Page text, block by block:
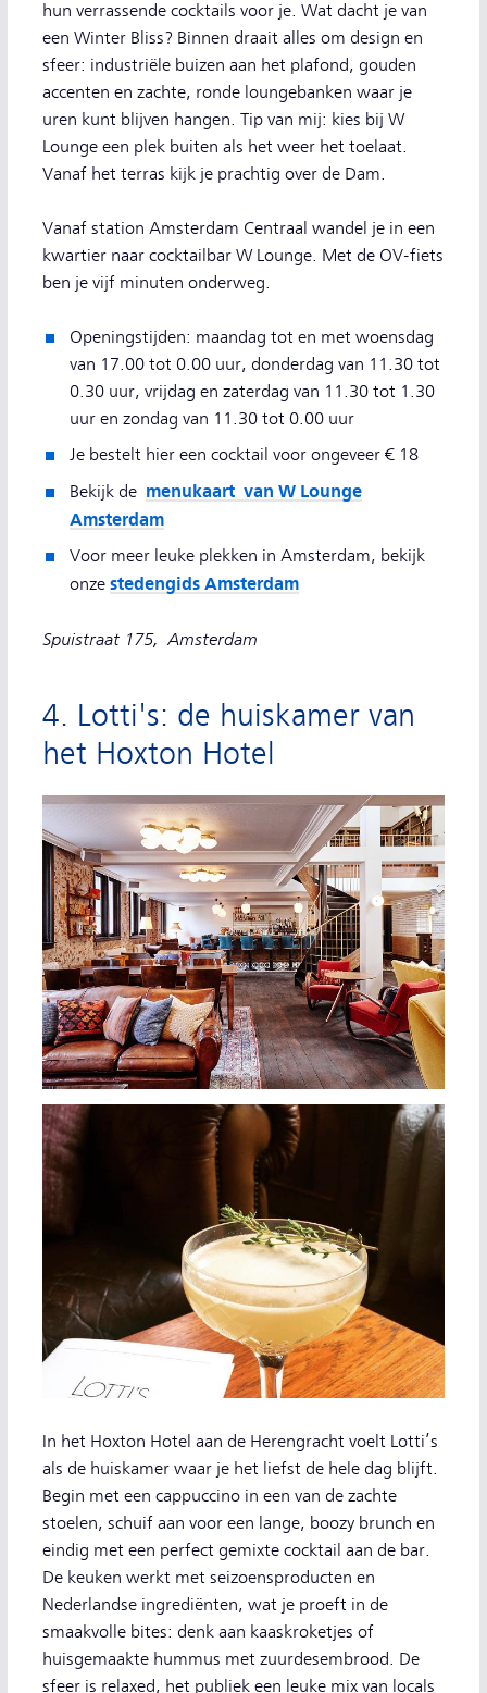
hun verrassende cocktails voor je. Wat dacht je van
een Winter Bliss? Binnen draait alles om design en
sfeer: industriële buizen aan het plafond, gouden
accenten en zachte, ronde loungebanken waar je
uren kunt blijven hangen. Tip van mij: kies bij W
Lounge een plek buiten als het weer het toelaat.
Vanaf het terras kijk je prachtig over de Dam.
Vanaf station Amsterdam Centraal wandel je in een
kwartier naar cocktailbar W Lounge. Met de OV-fiets
ben je vijf minuten onderweg.
Openingstijden: maandag tot en met woensdag
van 17.00 tot 0.00 uur, donderdag van 11.30 tot
0.30 uur, vrijdag en zaterdag van 11.30 tot 1.30
uur en zondag van 11.30 tot 0.00 uur
Je bestelt hier een cocktail voor ongeveer € 18
Bekijk de menukaart van W Lounge
Amsterdam
Voor meer leuke plekken in Amsterdam, bekijk
onze stedengids Amsterdam
Spuistraat 175, Amsterdam
4. Lotti's: de huiskamer van
het Hoxton Hotel
In het Hoxton Hotel aan de Herengracht voelt Lotti’s
als de huiskamer waar je het liefst de hele dag blijft.
Begin met een cappuccino in een van de zachte
stoelen, schuif aan voor een lange, boozy brunch en
eindig met een perfect gemixte cocktail aan de bar.
De keuken werkt met seizoensproducten en
Nederlandse ingrediënten, wat je proeft in de
smaakvolle bites: denk aan kaaskroketjes of
huisgemaakte hummus met zuurdesembrood. De
sfeer is relaxed, het publiek een leuke mix van locals